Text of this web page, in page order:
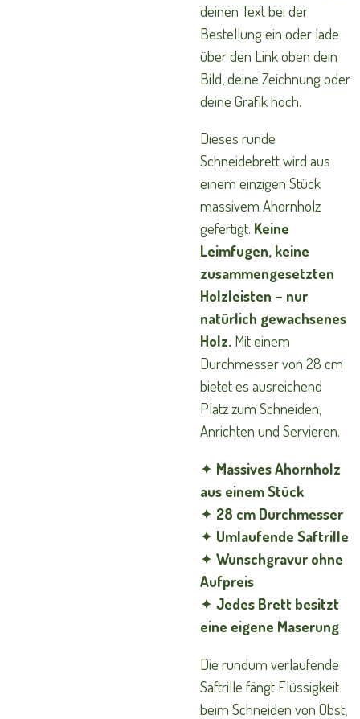
deinen Text bei der
Bestellung ein oder lade
über den Link oben dein
Bild, deine Zeichnung oder
deine Grafik hoch.
Dieses runde
Schneidebrett wird aus
einem einzigen Stück
massivem Ahornholz
gefertigt. Keine
Leimfugen, keine
zusammengesetzten
Holzleisten – nur
natürlich gewachsenes
Holz. Mit einem
Durchmesser von 28 cm
bietet es ausreichend
Platz zum Schneiden,
Anrichten und Servieren.
✦ Massives Ahornholz
aus einem Stück
✦ 28 cm Durchmesser
✦ Umlaufende Saftrille
✦ Wunschgravur ohne
Aufpreis
✦ Jedes Brett besitzt
eine eigene Maserung
Die rundum verlaufende
Saftrille fängt Flüssigkeit
beim Schneiden von Obst,